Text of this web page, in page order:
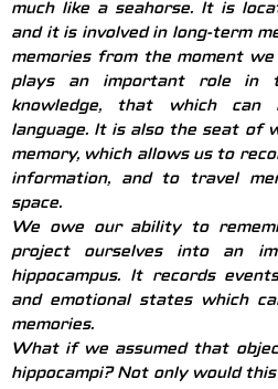
much like a seahorse. It is
and it is involved in long-term
memories from the moment
plays an important role in
knowledge, that which can
language. It is also the seat of
memory, which allows us to
information, and to travel
space.
We owe our ability to
project ourselves into an
hippocampus. It records
and emotional states which
memories.
What if we assumed that
hippocampi? Not only would